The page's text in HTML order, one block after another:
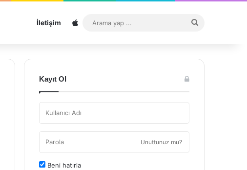
İletişim Sitemap
...
Kayıt Ol
Unuttunuz mu?
Beni hatırla